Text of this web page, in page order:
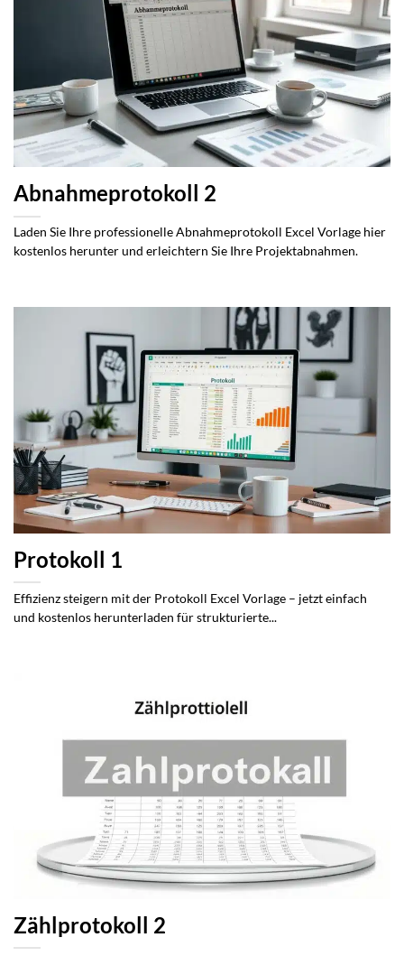
Abnahmeprotokoll 2
Laden Sie Ihre professionelle Abnahmeprotokoll Excel Vorlage hier
kostenlos herunter und erleichtern Sie Ihre Projektabnahmen.
Protokoll 1
Effizienz steigern mit der Protokoll Excel Vorlage – jetzt einfach
und kostenlos herunterladen für strukturierte...
Zählprotokoll 2